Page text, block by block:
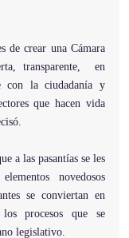
de crear una Cámara
transparente,  en
con la ciudadanía y
que hacen vida
a las pasantías se les
novedosos
se conviertan en
procesos que se
legislativo.